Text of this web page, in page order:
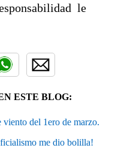
le
ESTE BLOG:
del 1ero de marzo.
me dio bolilla!